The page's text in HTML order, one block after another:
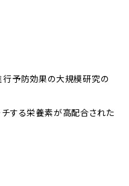
予防効果の大規模研究の
する栄養素が高配合された